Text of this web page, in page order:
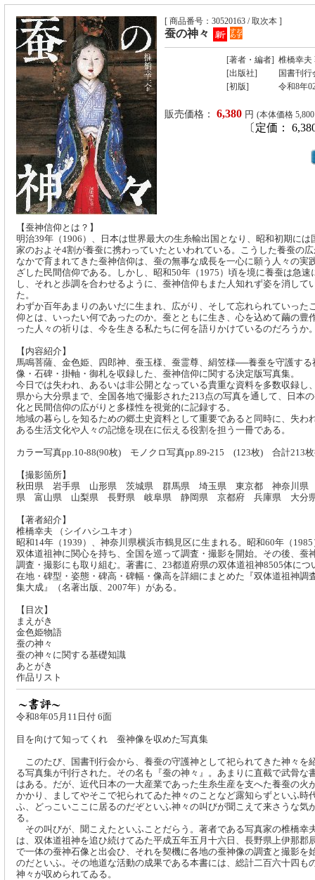
[ 商品番号：30520163 / 取次本 ]
蚕の神々
[著者・編者] 椎橋幸夫
[出版社]
国書刊行
[初版]
令和8年
販売価格： 6,380 円 (本体価格
〔定価：
【蚕神信仰とは？】
明治39年（1906）、日本は世界最大の生糸輸出国となり、昭和初期には
家のおよそ4割が養蚕に携わっていたといわれている。こうした養蚕の
なかで育まれてきた蚕神信仰は、蚕の無事な成長を一心に願う人々の実
ざした民間信仰である。しかし、昭和50年（1975）頃を境に養蚕は急速
し、それと歩調を合わせるように、蚕神信仰もまた人知れず姿を消して
た。
わずか百年あまりのあいだに生まれ、広がり、そして忘れられていった
仰とは、いったい何であったのか。蚕とともに生き、心を込めて繭の豊
った人々の祈りは、今を生きる私たちに何を語りかけているのだろうか
【内容紹介】
馬鳴菩薩、金色姫、四郎神、蚕玉様、蚕霊尊、絹笠様──養蚕を守護する
像・石碑・掛軸・御札を収録した、蚕神信仰に関する決定版写真集。
今日では失われ、あるいは非公開となっている貴重な資料を多数収録し
県から大分県まで、全国各地で撮影された213点の写真を通して、日本
化と民間信仰の広がりと多様性を視覚的に記録する。
地域の暮らしを知るための郷土史資料として重要であると同時に、失わ
ある生活文化や人々の記憶を現在に伝える役割を担う一冊である。
カラー写真pp.10-88(90枚) モノクロ写真pp.89-215 (123枚) 合計213
【撮影箇所】
秋田県 岩手県 山形県 茨城県 群馬県 埼玉県 東京都 神奈川県
県 富山県 山梨県 長野県 岐阜県 静岡県 京都府 兵庫県 大
【著者紹介】
椎橋幸夫 （シイハシユキオ）
昭和14年（1939）、神奈川県横浜市鶴見区に生まれる。昭和60年（
双体道祖神に関心を持ち、全国を巡って調査・撮影を開始。その後、蚕
調査・撮影にも取り組む。著書に、23都道府県の双体道祖神8505体につ
在地・碑型・姿態・碑高・碑幅・像高を詳細にまとめた『双体道祖神調
集大成』（名著出版、2007年）がある。
【目次】
まえがき
金色姫物語
蚕の神々
蚕の神々に関する基礎知識
あとがき
作品リスト
令和8年05月11日付 6面
目を向けて知ってくれ 蚕神像を収めた写真集
このたび、国書刊行会から、養蚕の守護神として祀られてきた神々を
る写真集が刊行された。その名も『蚕の神々』。あまりに直截で武骨な
はある。だが、近代日本の一大産業であった生糸生産を支へた養蚕の火
かかり、ましてやそこで祀られてゐた神々のことなど露知らずといふ時
ふ、どっこいここに居るのだぞといふ神々の叫びが聞こえて来さうな気
る。
その叫びが、聞こえたといふことだらう。著者である写真家の椎橋幸
は、双体道祖神を追ひ続けてゐた平成五年五月十六日、長野県上伊那郡
で一体の蚕神石像と出会ひ、それを契機に各地の蚕神像の調査と撮影を
のだといふ。その地道な活動の成果である本書には、総計二百六十四も
神々が収められてゐる。